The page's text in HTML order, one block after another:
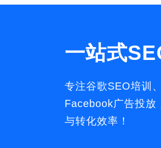
一站式
专注谷歌SEO培训
Facebook广告投放
与转化效率！